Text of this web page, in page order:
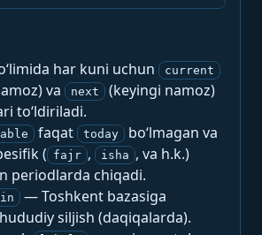
har kuni uchun current
va next
(keyingi namoz)
to‘ldiriladi.
faqat today
bo‘lmagan va
( fajr , isha , va h.k.)
periodlarda chiqadi.
— Toshkent bazasiga
siljish (daqiqalarda).